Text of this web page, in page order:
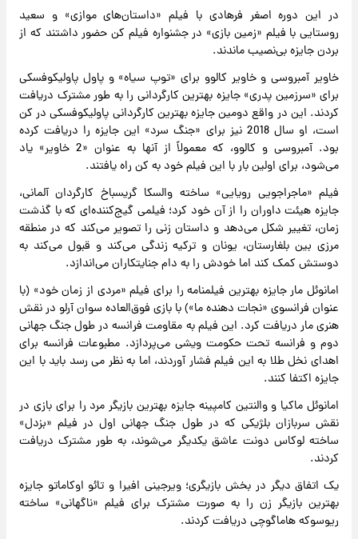
در این دوره اصغر فرهادی با فیلم «داستان‌های موازی» و سعید
روستایی با فیلم «زمین بازی» در جشنواره فیلم کن حضور داشتند که از
بردن جایزه بی‌نصیب ماندند.
خاویر آمبروسی و خاویر کالوو برای «توپ سیاه» و پاول پاولیکوفسکی
برای «سرزمین پدری» جایزه بهترین کارگردانی را به طور مشترک دریافت
کردند. این در واقع دومین جایزه بهترین کارگردانی پاولیکوفسکی در کن
است، او سال 2018 نیز برای «جنگ سرد» این جایزه را دریافت کرده
بود. آمبروسی و کالوو، که معمولاً از آنها به عنوان «2 خاویر» یاد
می‌شود، برای اولین بار با این فیلم خود به کن راه یافتند.
فیلم «ماجراجویی رویایی» ساخته والسکا گریسباخ کارگردان آلمانی،
جایزه هیئت داوران را از آن خود کرد؛ فیلمی گیج‌کننده‌ای که با گذشت
زمان، تغییر شکل می‌دهد و داستان زنی را تصویر می‌کند که در منطقه
مرزی بین بلغارستان، یونان و ترکیه زندگی می‌کند و قبول می‌کند به
دوستش کمک کند اما خودش را به دام جنایتکاران می‌اندازد.
امانوئل مار جایزه بهترین فیلمنامه را برای فیلم «مردی از زمان خود» (با
عنوان فرانسوی «نجات دهنده ما») با بازی فوق‌العاده سوان آرلو در نقش
هنری مار دریافت کرد. این فیلم به مقاومت فرانسه در طول جنگ جهانی
دوم و فرانسه تحت حکومت ویشی می‌پردازد. مطبوعات فرانسه برای
اهدای نخل طلا به این فیلم فشار ‌آوردند، اما به نظر می رسد باید با این
جایزه اکتفا کنند.
امانوئل ماکیا و والنتین کامپینه جایزه بهترین بازیگر مرد را برای بازی در
نقش سربازان بلژیکی که در طول جنگ جهانی اول در فیلم «بزدل»
ساخته لوکاس دونت عاشق یکدیگر می‌شوند، به طور مشترک دریافت
کردند.
یک اتفاق دیگر در بخش بازیگری؛ ویرجینی افیرا و تائو اوکاماتو جایزه
بهترین بازیگر زن را به صورت مشترک برای فیلم «ناگهانی» ساخته
ریوسوکه هاماگوچی دریافت کردند.